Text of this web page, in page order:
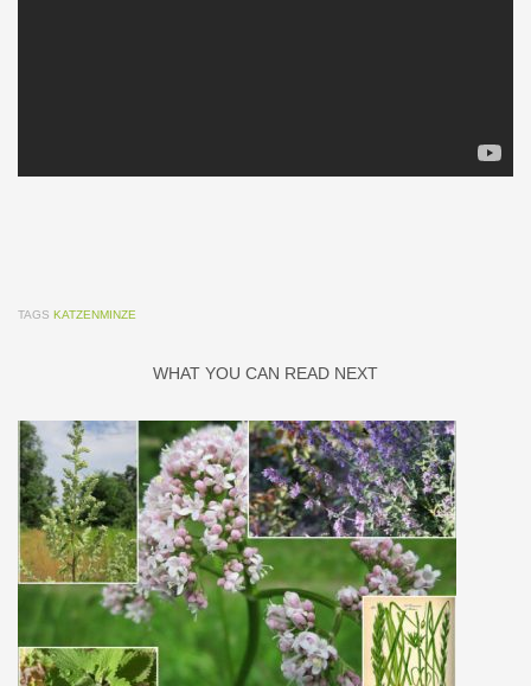
TAGS KATZENMINZE
WHAT YOU CAN READ NEXT